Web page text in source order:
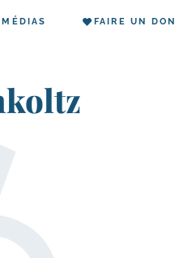
MÉDIAS FAIRE UN DON